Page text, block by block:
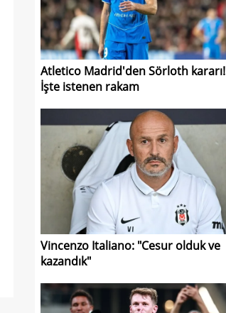
Atletico Madrid'den Sörloth kararı!
İşte istenen rakam
Vincenzo Italiano: "Cesur olduk ve
kazandık"